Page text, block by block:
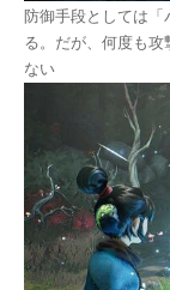
防御手段としては
る。だが、何度も攻
ない